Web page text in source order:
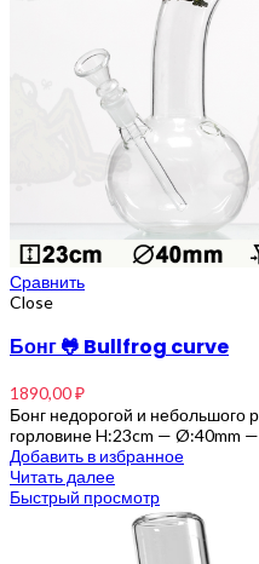
Сравнить
Close
Бонг 🐸 Bullfrog curve
1890,00₽
Бонг недорогой и небольшого
горловине H:23cm — Ø:40mm
Добавить в избранное
Читать далее
Быстрый просмотр